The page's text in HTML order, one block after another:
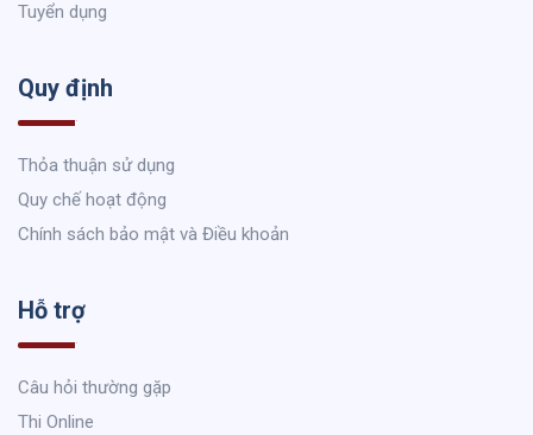
Tuyển dụng
Quy định
Thỏa thuận sử dụng
Quy chế hoạt động
Chính sách bảo mật và Điều khoản
Hỗ trợ
Câu hỏi thường gặp
Thi Online